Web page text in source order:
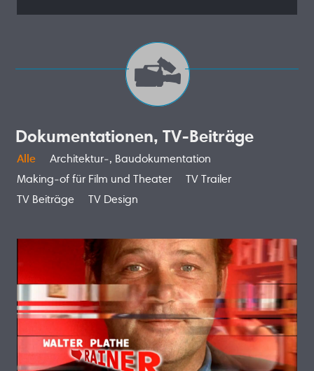
Dokumentationen, TV-Beiträge
Alle
Architektur-, Baudokumentation
Making-of für Film und Theater
TV Trailer
TV Beiträge
TV Design